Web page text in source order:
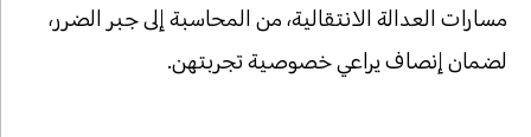
مسارات العدالة الانتقالية، من المحاسبة إلى جبر الضرر،
لضمان إنصاف يراعي خصوصية تجربتهن.